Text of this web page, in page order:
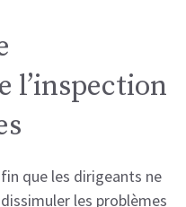
l’inspection
que les dirigeants ne
les problèmes